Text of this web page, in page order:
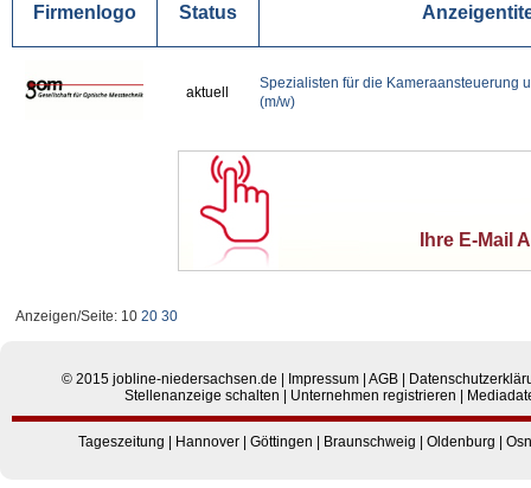
Firmenlogo Status
aktuell
Spezialisten für die Kameraansteuerung
(m/w)
Ihre E-Mail
Anzeigen/Seite: 10 20 30
© 2015 jobline-niedersachsen.de | Impressum | AGB |
Stellenanzeige schalten | Unternehmen registrieren |
Tageszeitung | Hannover | Göttingen | Braunschweig | Oldenburg |